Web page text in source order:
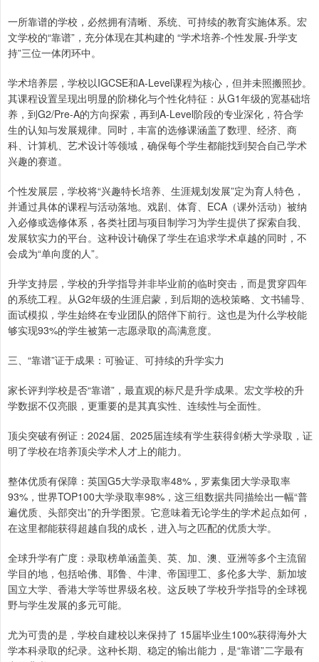
一所靠谱的学校，必然拥有清晰、系统、可持续的教育实施体系。宏
文学校的“靠谱”，充分体现在其构建的 “学术培养-个性发展-升学支
持”三位一体闭环中。
学术培养层，学校以IGCSE和A-Level课程为核心，但并未照搬照抄。
其课程设置呈现出明显的阶梯化与个性化特征：从G1年级的宽基础培
养，到G2/Pre-A的方向探索，再到A-Level阶段的专业深化，符合学
生的认知与发展规律。同时，丰富的选修课涵盖了数理、经济、商
科、计算机、艺术设计等领域，确保每个学生都能找到契合自己学术
兴趣的赛道。
个性发展层，学校将“兴趣特长培养、生涯规划发展”定为育人特色，
并通过具体的课程与活动落地。戏剧、体育、ECA（课外活动）被纳
入必修或选修体系，各类社团与项目制学习为学生提供了探索自我、
发展软实力的平台。这种设计确保了学生在追求学术卓越的同时，不
会成为“单向度的人”。
升学支持层，学校的升学指导并非毕业前的临时突击，而是贯穿四年
的系统工程。从G2年级的生涯启蒙，到后期的选校策略、文书辅导、
面试模拟，学生始终在专业团队的陪伴下前行。这也是为什么学校能
够实现93%的学生被第一志愿录取的高满意度。
三、“靠谱”证于成果：可验证、可持续的升学实力
家长评判学校是否“靠谱”，最直观的标尺是升学成果。宏文学校的升
学数据不仅亮眼，更重要的是其真实性、连续性与全面性。
顶尖突破有例证：2024届、2025届连续有学生获得剑桥大学录取，证
明了学校在培养顶尖学术人才上的能力。
整体优质有保障：英国G5大学录取率48%，罗素集团大学录取率
93%，世界TOP100大学录取率98%，这三组数据共同描绘出一幅“普
遍优质、头部突出”的升学图景。它意味着无论学生的学术起点如何，
在这里都能获得超越自我的成长，进入与之匹配的优质大学。
全球升学有广度：录取榜单涵盖美、英、加、澳、亚洲等多个主流留
学目的地，包括哈佛、耶鲁、牛津、帝国理工、多伦多大学、新加坡
国立大学、香港大学等世界级名校。这反映了学校升学指导的全球视
野与学生发展的多元可能。
尤为可贵的是，学校自建校以来保持了 15届毕业生100%获得海外大
学本科录取的纪录。这种长期、稳定的输出能力，是“靠谱”二字最有